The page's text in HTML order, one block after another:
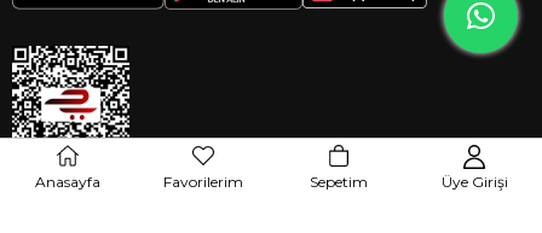
Anasayfa Favorilerim Sepetim Üye Girişi